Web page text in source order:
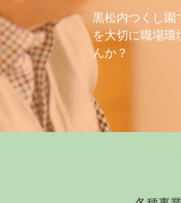
黒松内つくし園
を大切に職場環
んか？